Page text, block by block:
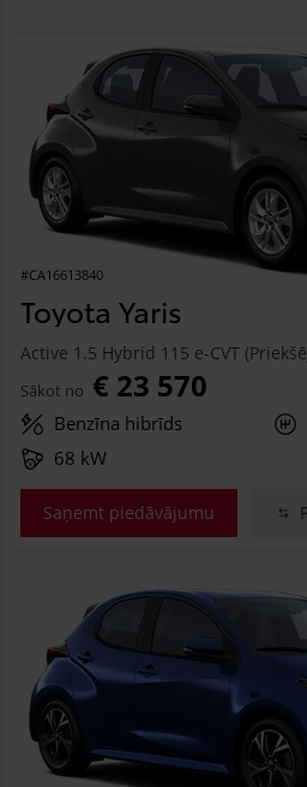
#CA16613840
Toyota Yaris
Active 1.5 Hybrid 115 e-CVT
Sākot no € 23 570
Benzīna hibrīds
68 kW
Saņemt piedāvājumu